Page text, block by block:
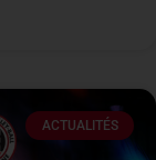
ACTUALITÉS